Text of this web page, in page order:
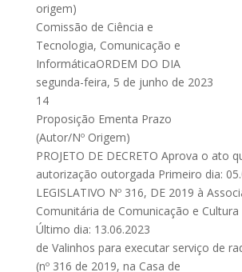
origem)
Comissão de Ciência e
Tecnologia, Comunicação e
InformáticaORDEM DO DIA
segunda-feira, 5 de junho de 2023
14
Proposição Ementa Prazo
(Autor/Nº Origem)
PROJETO DE DECRETO Aprova o ato
autorização outorgada Primeiro dia:
LEGISLATIVO Nº 316, DE 2019 à
Comunitária de Comunicação e Cultura
Último dia: 13.06.2023
de Valinhos para executar serviço de
(nº 316 de 2019, na Casa de